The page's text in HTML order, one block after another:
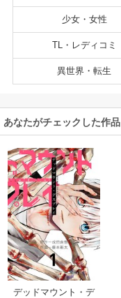
少女・女性
TL・レディコミ
異世界・転生
あなたがチェックした作品
デッドマウント・デ